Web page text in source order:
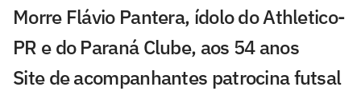
Morre Flávio Pantera, ídolo do Athletico-
PR e do Paraná Clube, aos 54 anos
Site de acompanhantes patrocina futsal